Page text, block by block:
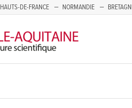
HAUTS-DE-FRANCE NORMANDIE